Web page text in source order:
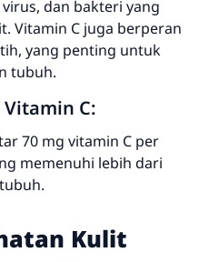
dan bakteri yang
Vitamin C juga berperan
yang penting untuk
tubuh.
C:
70 mg vitamin C per
memenuhi lebih dari
Kulit